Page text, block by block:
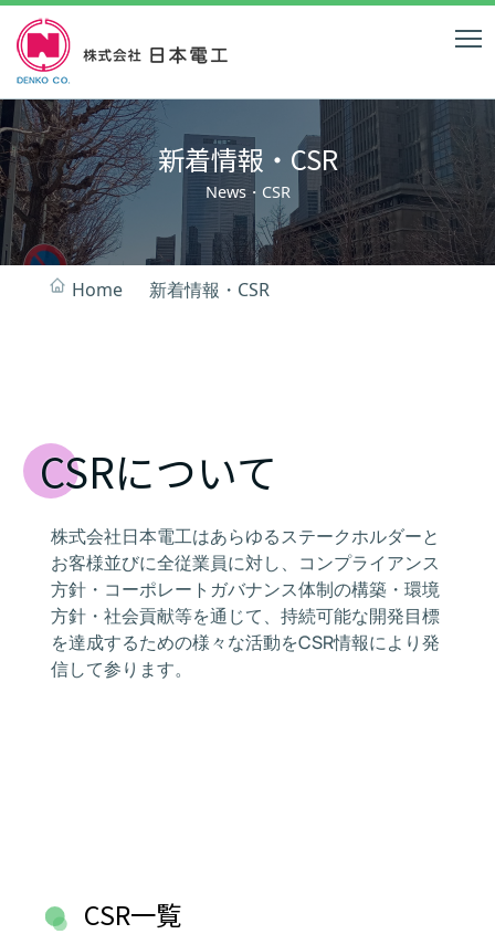
新着情報・CSR
News・CSR
Home 新着情報・CSR
CSRについて
株式会社日本電工はあらゆるステークホルダーと
お客様並びに全従業員に対し、コンプライアンス
方針・コーポレートガバナンス体制の構築・環境
方針・社会貢献等を通じて、持続可能な開発目標
を達成するための様々な活動をCSR情報により発
信して参ります。
CSR一覧